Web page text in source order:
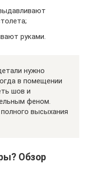
руками.
нужно
в помещении
шов и
феном.
высыхания
Обзор